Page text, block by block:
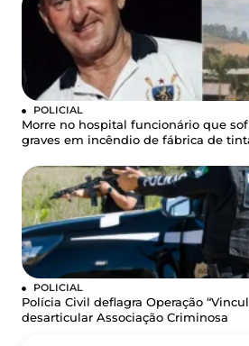
POLICIAL
Morre no hospital funcionário que
graves em incêndio de fábrica de
POLICIAL
Polícia Civil deflagra Operação
desarticular Associação Criminosa